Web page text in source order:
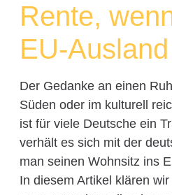
Rente,
EU-
Der Gedanke an einen
Süden oder im kulturell
ist für viele Deutsche ein
verhält es sich mit der
man seinen Wohnsitz ins
In diesem Artikel klären